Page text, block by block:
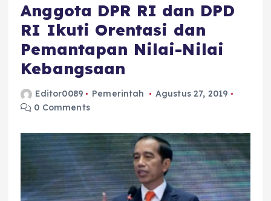
Anggota DPR RI dan DPD
RI Ikuti Orentasi dan
Pemantapan Nilai-Nilai
Kebangsaan
Editor0089 Pemerintah
Agustus 27, 2019
0 Comments